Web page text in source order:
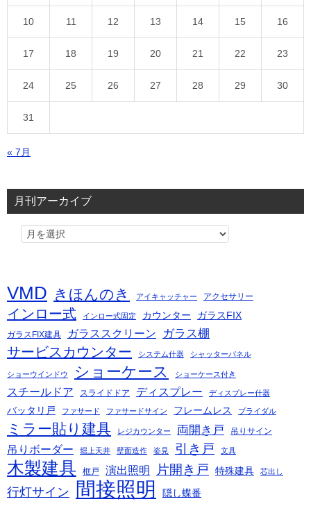
10 11 12 13 14 15 16
17 18 19 20 21 22 23
24 25 26 27 28 29 30
31
« 7月
月刊アーカイブ
VMD きほんのき アイキャッチャー アクセサリー
インロー式 インロー式固定 カウンター ガラスFIX
ガラスFIX建具 ガラススクリーン ガラス棚
サービスカウンター システム什器 シャッターパネル
ショーウインドウ ショーケース ショーケース付き
スチールドア スライドドア ディスプレー ディスプレー什器
バッタリ戸 ファサード ファサードサイン フレームレス ブライダル
ミラー貼り建具 レジカウンター 両開き戸 吊りサイン
吊りボーダー 堀上天井 壁面造作 姿見 引き戸 文具
木製建具 框戸 演出照明 片開き戸 特殊建具 芯出し
行灯サイン 間接照明 隠し蝶番